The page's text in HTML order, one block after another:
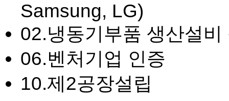
Samsung, LG)
02.냉동기부품 생산설
06.벤처기업 인증
10.제2공장설립